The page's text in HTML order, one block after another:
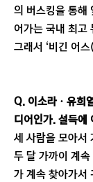
의 버스킹을 통해
어가는 국내 최고
그래서 ‘비긴 어
Q. 이소라ㆍ유희
디어인가. 설득에
세 사람을 모아서
두 달 가까이 계
가 계속 찾아가서